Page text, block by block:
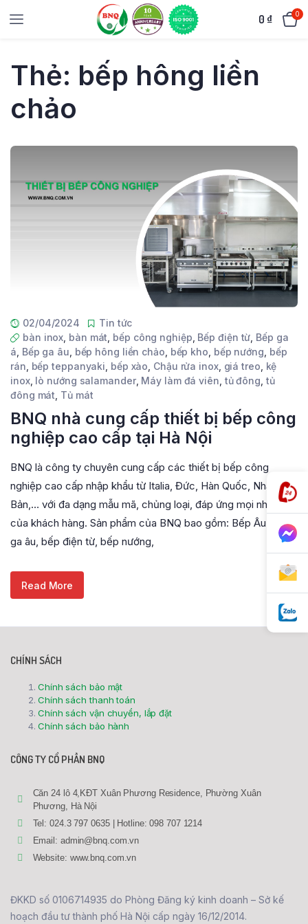
0 ₫ 0
Thẻ: bếp hông liền
chảo
02/04/2024
Tin tức
bàn inox bàn mát bếp công nghiệp Bếp điện từ Bếp ga
á Bếp ga âu bếp hông liền chảo bếp kho bếp nướng bếp
rán bếp teppanyaki bếp xào Chậu rửa inox, giá treo kệ
inox, lò nướng salamander, Máy làm đá viên tủ đông tủ
đông mát Tủ mát
BNQ nhà cung cấp thiết bị bếp công
nghiệp cao cấp tại Hà Nội
BNQ là công ty chuyên cung cấp các thiết bị bếp công
nghiệp cao cấp nhập khẩu từ Italia, Đức, Hàn Quốc, Nhật
Bản,… với đa dạng mẫu mã, chủng loại, đáp ứng mọi nhu cầu
của khách hàng. Sản phẩm của BNQ bao gồm: Bếp Âu: Bếp
ga âu, bếp điện từ, bếp nướng,
Read More
CHÍNH SÁCH
Chính sách bảo mật
Chính sách thanh toán
Chính sách vận chuyển, lắp đặt
Chính sách bảo hành
CÔNG TY CỔ PHẦN BNQ
Căn 24 lô 4,KĐT Xuân Phương Residence, Phường Xuân
Phương, Hà Nội
Tel: 024.3 797 0635 | Hotline: 098 707 1214
Email: admin@bnq.com.vn
Website: www.bnq.com.vn
ĐKKD số 0106714935 do Phòng Đăng ký kinh doanh – Sở kế
hoạch đầu tư thành phố Hà Nội cấp ngày 16/12/2014.